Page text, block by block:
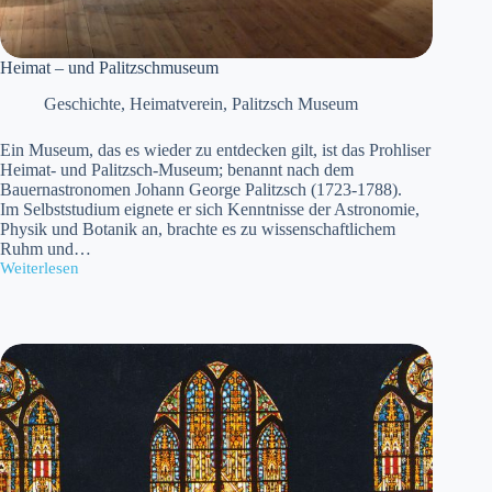
Heimat – und Palitzschmuseum
Geschichte, Heimatverein, Palitzsch Museum
Ein Museum, das es wieder zu entdecken gilt, ist das Prohliser
Heimat- und Palitzsch-Museum; benannt nach dem
Bauernastronomen Johann George Palitzsch (1723-1788).
Im Selbststudium eignete er sich Kenntnisse der Astronomie,
Physik und Botanik an, brachte es zu wissenschaftlichem
Ruhm und…
Weiterlesen
Heimat